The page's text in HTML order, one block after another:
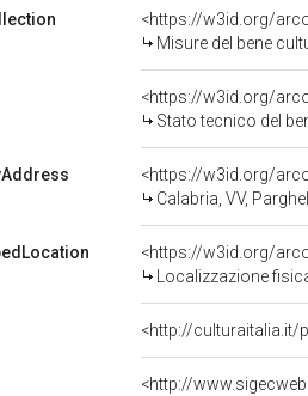
<https://w3id.org/
Misure del bene
<https://w3id.org/
Stato tecnico del
<https://w3id.org/
Calabria, VV,
<https://w3id.org/
Localizzazione
<http://culturaitalia.it/
<http://